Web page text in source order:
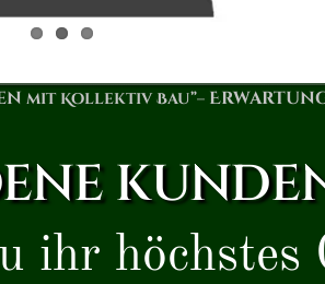
mit Kollektiv Bau”–
ihr höchstes